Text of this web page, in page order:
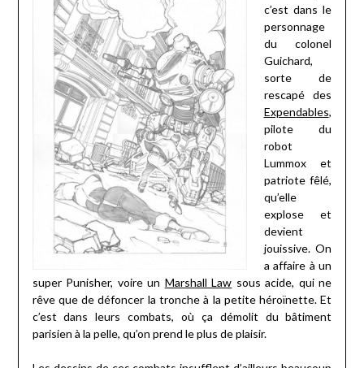
c’est dans le
personnage
du colonel
Guichard,
sorte de
rescapé des
Expendables,
pilote du
robot
Lummox et
patriote fêlé,
qu’elle
explose et
devient
jouissive. On
a affaire à un
super Punisher, voire un Marshall Law sous acide, qui ne
rêve que de défoncer la tronche à la petite héroïnette. Et
c’est dans leurs combats, où ça démolit du bâtiment
parisien à la pelle, qu’on prend le plus de plaisir.